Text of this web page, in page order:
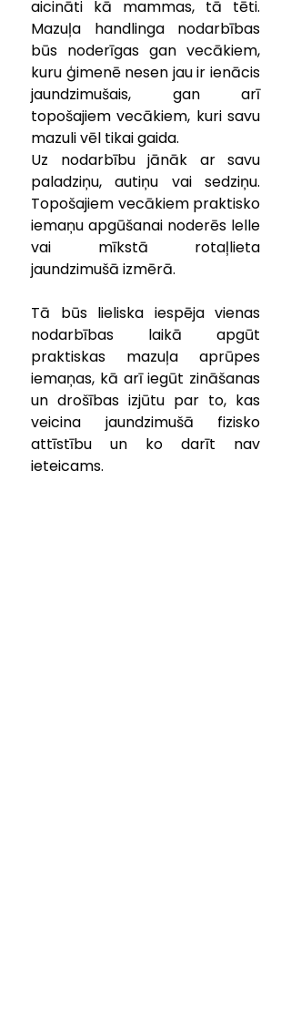
aicināti kā mammas, tā tēti.
Mazuļa handlinga nodarbības
būs noderīgas gan vecākiem,
kuru ģimenē nesen jau ir ienācis
jaundzimušais, gan arī
topošajiem vecākiem, kuri savu
mazuli vēl tikai gaida.
Uz nodarbību jānāk ar savu
paladziņu, autiņu vai sedziņu.
Topošajiem vecākiem praktisko
iemaņu apgūšanai noderēs lelle
vai mīkstā rotaļlieta
jaundzimušā izmērā.
Tā būs lieliska iespēja vienas
nodarbības laikā apgūt
praktiskas mazuļa aprūpes
iemaņas, kā arī iegūt zināšanas
un drošības izjūtu par to, kas
veicina jaundzimušā fizisko
attīstību un ko darīt nav
ieteicams.